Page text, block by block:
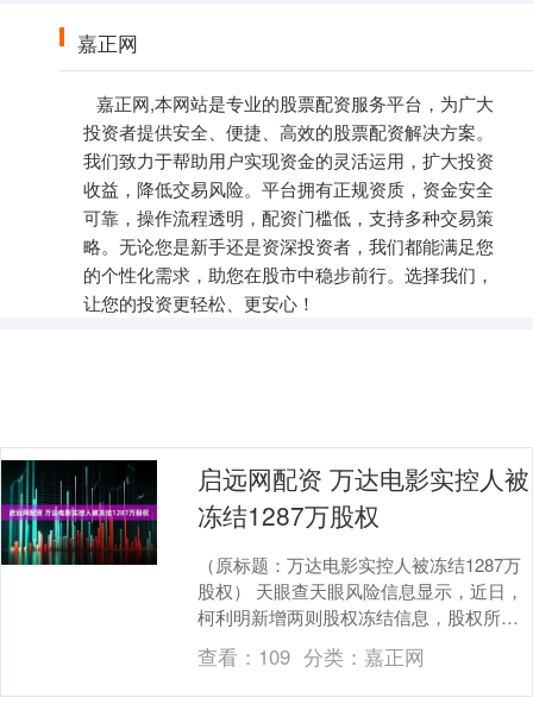
嘉正网
嘉正网,本网站是专业的股票配资服务平台，为广大
投资者提供安全、便捷、高效的股票配资解决方案。
我们致力于帮助用户实现资金的灵活运用，扩大投资
收益，降低交易风险。平台拥有正规资质，资金安全
可靠，操作流程透明，配资门槛低，支持多种交易策
略。无论您是新手还是资深投资者，我们都能满足您
的个性化需求，助您在股市中稳步前行。选择我们，
让您的投资更轻松、更安心！
启远网配资 万达电影实控人被
冻结1287万股权
（原标题：万达电影实控人被冻结1287万
股权） 天眼查天眼风险信息显示，近日，
柯利明新增两则股权冻结信息，股权所在
企业分别为上海儒意影视制作有限公司、
上海儒意投....
查看： 109 分类： 嘉正网